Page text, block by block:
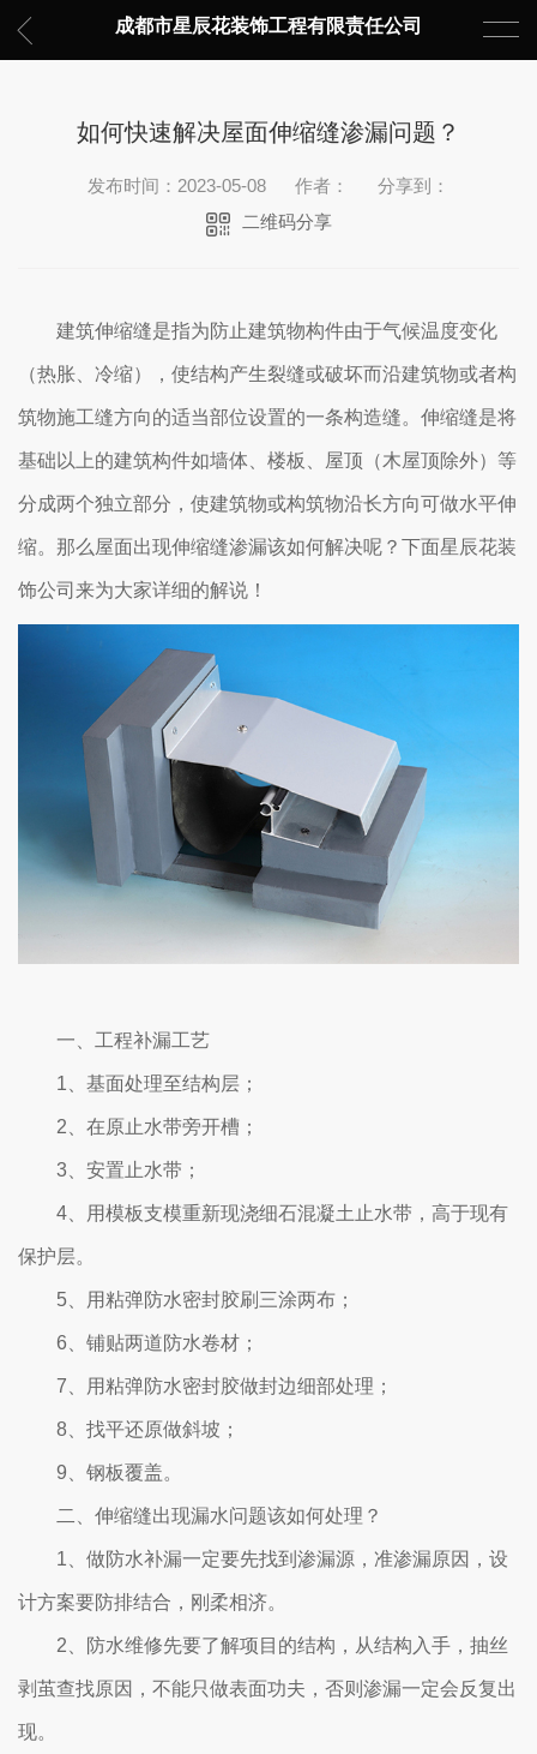
成都市星辰花装饰工程有限责任公司
如何快速解决屋面伸缩缝渗漏问题？
发布时间：2023-05-08 作者：
分享到：
二维码分享
建筑伸缩缝是指为防止建筑物构件由于气候温度变化
（热胀、冷缩），使结构产生裂缝或破坏而沿建筑物或者构
筑物施工缝方向的适当部位设置的一条构造缝。伸缩缝是将
基础以上的建筑构件如墙体、楼板、屋顶（木屋顶除外）等
分成两个独立部分，使建筑物或构筑物沿长方向可做水平伸
缩。那么屋面出现伸缩缝渗漏该如何解决呢？下面星辰花装
饰公司来为大家详细的解说！
一、工程补漏工艺
1、基面处理至结构层；
2、在原止水带旁开槽；
3、安置止水带；
4、用模板支模重新现浇细石混凝土止水带，高于现有
保护层。
5、用粘弹防水密封胶刷三涂两布；
6、铺贴两道防水卷材；
7、用粘弹防水密封胶做封边细部处理；
8、找平还原做斜坡；
9、钢板覆盖。
二、伸缩缝出现漏水问题该如何处理？
1、做防水补漏一定要先找到渗漏源，准渗漏原因，设
计方案要防排结合，刚柔相济。
2、防水维修先要了解项目的结构，从结构入手，抽丝
剥茧查找原因，不能只做表面功夫，否则渗漏一定会反复出
现。